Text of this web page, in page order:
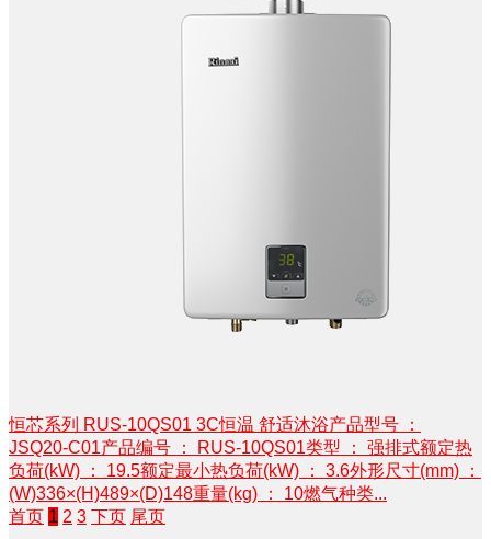
恒芯系列 RUS-10QS01 3C恒温 舒适沐浴产品型号 ：
JSQ20-C01产品编号 ： RUS-10QS01类型 ： 强排式额定热
负荷(kW) ： 19.5额定最小热负荷(kW) ： 3.6外形尺寸(mm) ：
(W)336×(H)489×(D)148重量(kg) ： 10燃气种类...
首页 1 2 3 下页 尾页